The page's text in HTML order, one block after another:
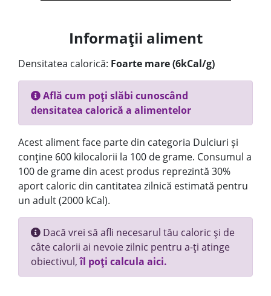
Informații aliment
Densitatea calorică: Foarte mare (6kCal/g)
Află cum poți slăbi cunoscând
densitatea calorică a alimentelor
Acest aliment face parte din categoria Dulciuri și
conține 600 kilocalorii la 100 de grame. Consumul a
100 de grame din acest produs reprezintă 30%
aport caloric din cantitatea zilnică estimată pentru
un adult (2000 kCal).
Dacă vrei să afli necesarul tău caloric și de
câte calorii ai nevoie zilnic pentru a-ți atinge
obiectivul,îl poți calcula aici.